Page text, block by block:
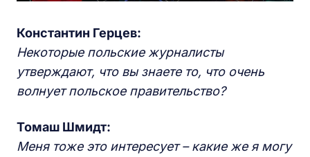
Константин Герцев:
Некоторые польские журналисты
утверждают, что вы знаете то, что очень
волнует польское правительство?
Томаш Шмидт:
Меня тоже это интересует – какие же я могу